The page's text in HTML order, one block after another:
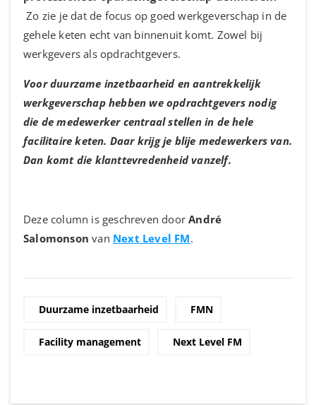
Zo zie je dat de focus op goed werkgeverschap in de
gehele keten echt van binnenuit komt. Zowel bij
werkgevers als opdrachtgevers.
Voor duurzame inzetbaarheid en aantrekkelijk
werkgeverschap hebben we opdrachtgevers nodig
die de medewerker centraal stellen in de hele
facilitaire keten. Daar krijg je blije medewerkers van.
Dan komt die klanttevredenheid vanzelf.
Deze column is geschreven doorAndré
Salomonson van Next Level FM.
Duurzame inzetbaarheid FMN
Facility management Next Level FM